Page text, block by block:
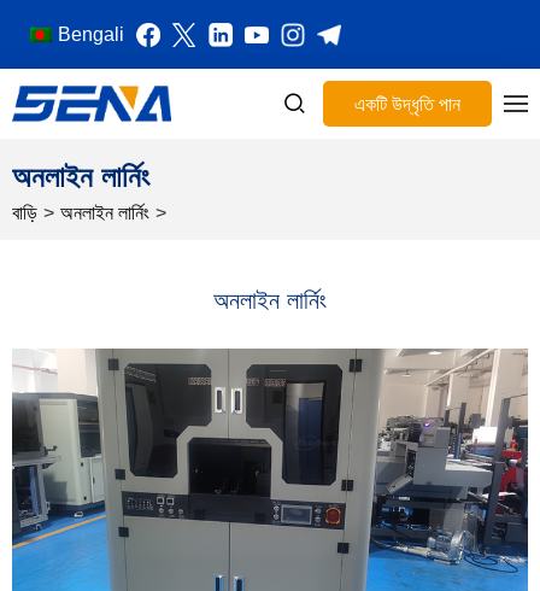
Bengali
একটি উদ্ধৃতি পান
অনলাইন লার্নিং
বাড়ি > অনলাইন লার্নিং >
অনলাইন লার্নিং